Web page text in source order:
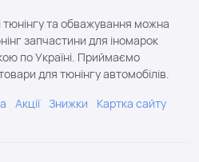
та обважування можна
запчастини для іномарок
по Україні. Приймаємо
для тюнінгу автомобілів.
Акції Знижки
Картка сайту